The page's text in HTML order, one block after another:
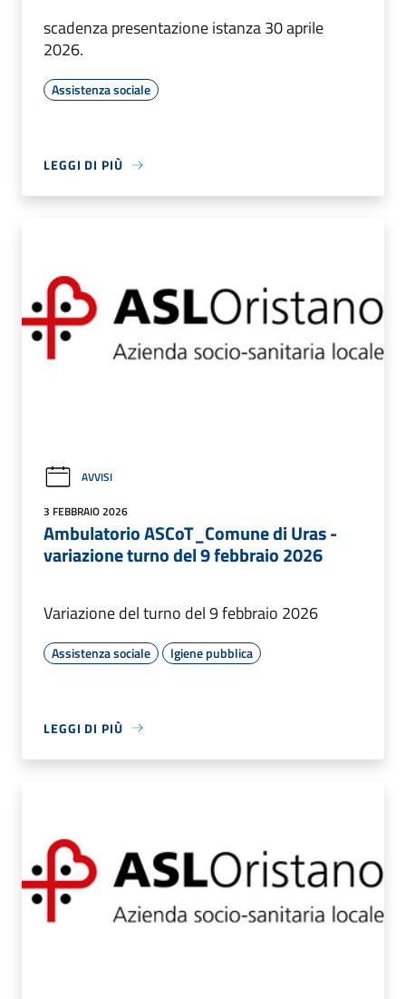
scadenza presentazione istanza 30 aprile
2026.
Assistenza sociale
LEGGI DI PIÙ
AVVISI
3 FEBBRAIO 2026
Ambulatorio ASCoT_Comune di Uras -
variazione turno del 9 febbraio 2026
Variazione del turno del 9 febbraio 2026
Assistenza sociale Igiene pubblica
LEGGI DI PIÙ